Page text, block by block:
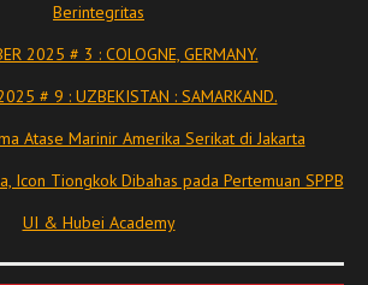
Berintegritas
2025 # 3 : COLOGNE, GERMANY.
# 9 : UZBEKISTAN : SAMARKAND.
Atase Marinir Amerika Serikat di Jakarta
Icon Tiongkok Dibahas pada Pertemuan SPPB
UI & Hubei Academy